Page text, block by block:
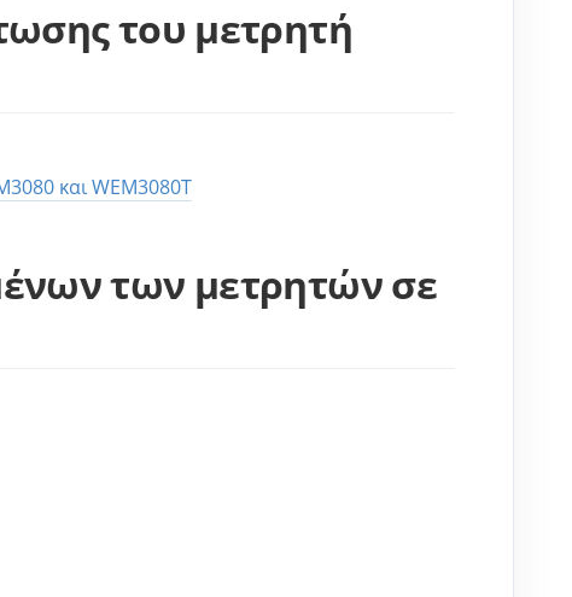
του μετρητή
και WEM3080T
των μετρητών σε